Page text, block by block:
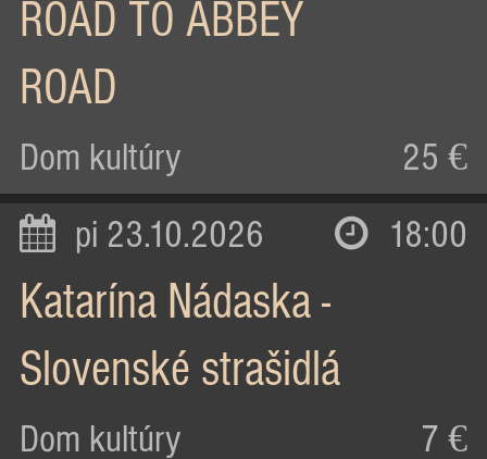
ROAD TO ABBEY
ROAD
Dom kultúry 25 €
pi 23.10.2026 18:00
Katarína Nádaska -
Slovenské strašidlá
Dom kultúry 7 €